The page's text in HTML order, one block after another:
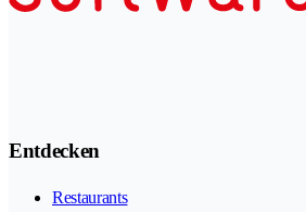
Entdecken
Restaurants